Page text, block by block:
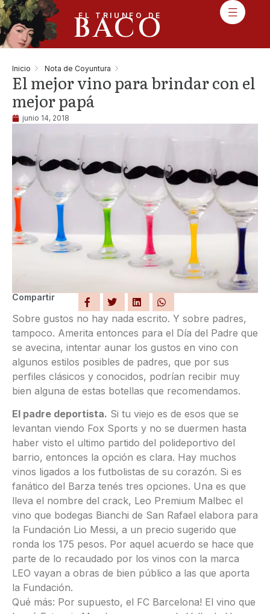
EL TRIUNFO DE
BACO
Inicio Nota de Coyuntura
El mejor vino para brindar con el
mejor papá
junio 14, 2018
Compartir
Sobre gustos no hay nada escrito. Y sobre padres,
tampoco. Amerita entonces para el Día del Padre que
se avecina, intentar aunar los gustos en vino con
algunos estilos posibles de padres, que por sus
perfiles clásicos y conocidos, podrían recibir muy
bien alguna de estas botellas que recomendamos.
El padre deportista. Si tu viejo es de esos que se
levantan viendo Fox Sports y no se duermen hasta
haber visto el ultimo partido del polideportivo del
barrio, entonces la opción es clara. Hay muchos
vinos ligados a los futbolistas de su corazón. Si es
fanático del Barza tenés tres opciones. Una es que
lleva el nombre del crack, Leo Premium Malbec el
vino que bodegas Bianchi de San Rafael elabora para
la Fundación Lio Messi, a un precio sugerido que
ronda los 175 pesos. Por aquel acuerdo se hace que
parte de lo recaudado por los vinos con la marca
LEO vayan a obras de bien público a las que aporta
la Fundación.
Qué más: Por supuesto, el FC Barcelona! El vino que